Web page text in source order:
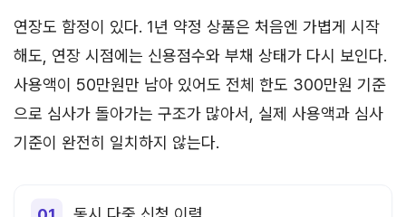
연장도 함정이 있다. 1년 약정 상품은 처음엔 가볍게 시작
해도, 연장 시점에는 신용점수와 부채 상태가 다시 보인다.
사용액이 50만원만 남아 있어도 전체 한도 300만원 기준
으로 심사가 돌아가는 구조가 많아서, 실제 사용액과 심사
기준이 완전히 일치하지 않는다.